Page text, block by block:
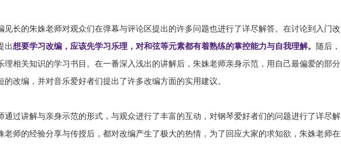
见长的朱姝老师对观众们在弹幕与评论区提出的许多问题也进行了详尽解答。在讨论到入门改
出想要学习改编，应该先学习乐理，对和弦等元素都有着熟练的掌控能力与自我理解。 随后，
理相关知识的学习书目。在一番深入浅出的讲解后，朱姝老师亲身示范，用自己最偏爱的部分
改编，并对音乐爱好者们提出了许多改编方面的实用建议。
通过讲解与亲身示范的形式，与观众进行了丰富的互动，对钢琴爱好者们的问题进行了详尽解
老师的经验分享与传授后，都对改编产生了极大的热情，为了回应大家的求知欲，朱姝老师在